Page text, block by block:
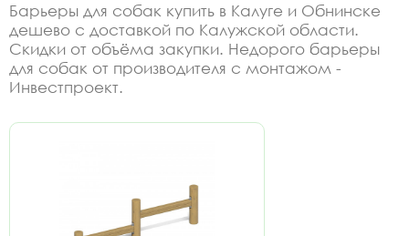
Барьеры для собак купить в Калуге и Обнинске
дешево с доставкой по Калужской области.
Скидки от объёма закупки. Недорого барьеры
для собак от производителя с монтажом -
Инвестпроект.